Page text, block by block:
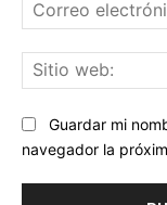
Guardar mi
navegador la